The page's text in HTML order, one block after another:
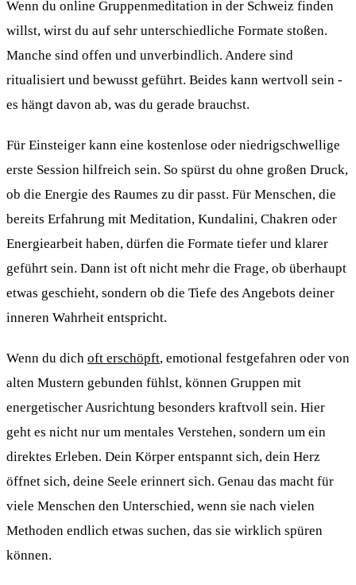
Wenn du online Gruppenmeditation in der Schweiz finden
willst, wirst du auf sehr unterschiedliche Formate stoßen.
Manche sind offen und unverbindlich. Andere sind
ritualisiert und bewusst geführt. Beides kann wertvoll sein -
es hängt davon ab, was du gerade brauchst.
Für Einsteiger kann eine kostenlose oder niedrigschwellige
erste Session hilfreich sein. So spürst du ohne großen Druck,
ob die Energie des Raumes zu dir passt. Für Menschen, die
bereits Erfahrung mit Meditation, Kundalini, Chakren oder
Energiearbeit haben, dürfen die Formate tiefer und klarer
geführt sein. Dann ist oft nicht mehr die Frage, ob überhaupt
etwas geschieht, sondern ob die Tiefe des Angebots deiner
inneren Wahrheit entspricht.
Wenn du dich oft erschöpft, emotional festgefahren oder von
alten Mustern gebunden fühlst, können Gruppen mit
energetischer Ausrichtung besonders kraftvoll sein. Hier
geht es nicht nur um mentales Verstehen, sondern um ein
direktes Erleben. Dein Körper entspannt sich, dein Herz
öffnet sich, deine Seele erinnert sich. Genau das macht für
viele Menschen den Unterschied, wenn sie nach vielen
Methoden endlich etwas suchen, das sie wirklich spüren
können.